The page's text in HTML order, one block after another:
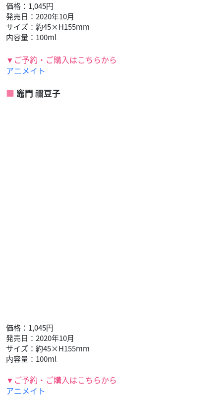
価格：1,045円
発売日：2020年10月
サイズ：約45×H155mm
内容量：100ml
▼ご予約・ご購入はこちらから
アニメイト
竈門 禰豆子
価格：1,045円
発売日：2020年10月
サイズ：約45×H155mm
内容量：100ml
▼ご予約・ご購入はこちらから
アニメイト